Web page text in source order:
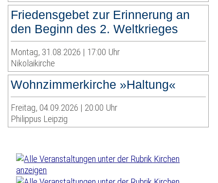
Friedensgebet zur Erinnerung an
den Beginn des 2. Weltkrieges
Montag, 31.08.2026 | 17:00 Uhr
Nikolaikirche
Wohnzimmerkirche »Haltung«
Freitag, 04.09.2026 | 20:00 Uhr
Philippus Leipzig